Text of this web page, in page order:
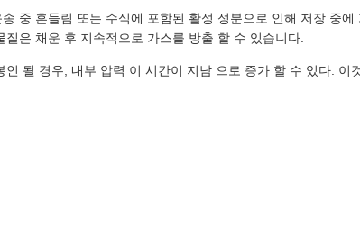
중 흔들림 또는 수식에 포함된 활성 성분으로 인해 저장 중
은 채운 후 지속적으로 가스를 방출 할 수 있습니다.
될 경우, 내부 압력 이 시간이 지남 으로 증가 할 수 있다. 이